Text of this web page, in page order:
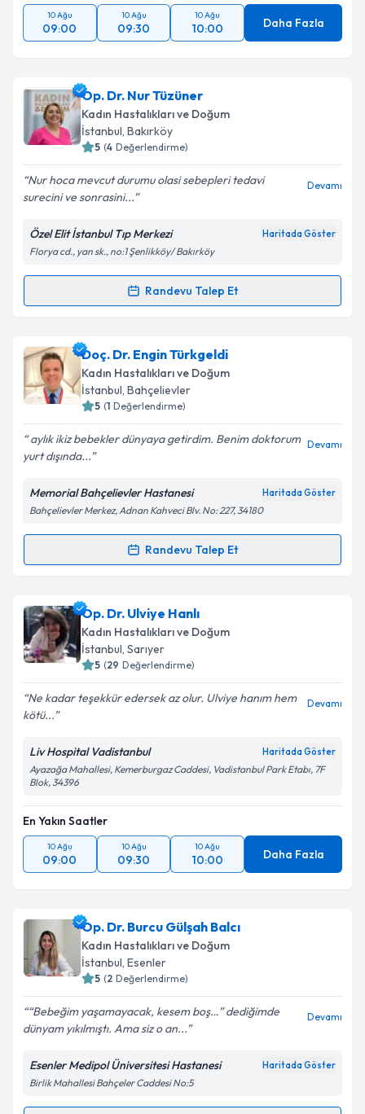
10 Ağu
09:00
10 Ağu
09:30
10 Ağu
10:00 Daha Fazla
Op. Dr. Nur Tüzüner
Kadın Hastalıkları ve Doğum
İstanbul, Bakırköy
5 (4 Değerlendirme)
Nur hoca mevcut durumu olasi sebepleri tedavi
surecini ve sonrasini...
Devamı
Özel Elit İstanbul Tıp Merkezi Haritada Göster
Florya cd., yan sk., no:1 Şenlikköy/ Bakırköy
Randevu Talep Et
Randevu Takvimi Talebi
Op. Dr. Nur Tüzüneriçin randevu takvimi talebi
oluşturun. Size bu uzmandan randevu almanız için bir
takvim hazırlandığında e-posta ile bilgilendireceğiz.
Kişisel verilerimin işlenmesine ilişkin
Aydınlatma
Metni'ni okudum ve kişisel verilerimin belirtilen
kapsamda işlenmesini kabul ediyorum.
Doç. Dr. Engin Türkgeldi
Kadın Hastalıkları ve Doğum
İstanbul, Bahçelievler
5 (1 Değerlendirme)
aylık ikiz bebekler dünyaya getirdim. Benim doktorum
yurt dışında...
Devamı
Memorial Bahçelievler Hastanesi Haritada Göster
Bahçelievler Merkez, Adnan Kahveci Blv. No: 227, 34180
Randevu Talep Et
Randevu Takvimi Talebi
Doç. Dr. Engin Türkgeldiiçin randevu takvimi talebi
oluşturun. Size bu uzmandan randevu almanız için bir
takvim hazırlandığında e-posta ile bilgilendireceğiz.
Kişisel verilerimin işlenmesine ilişkin
Aydınlatma
Metni'ni okudum ve kişisel verilerimin belirtilen
Takvim Talebini Gönder
Op. Dr. Ulviye Hanlı
Kadın Hastalıkları ve Doğum
İstanbul, Sarıyer
5 (29 Değerlendirme)
Ne kadar teşekkür edersek az olur. Ulviye hanım hem
kötü...
Devamı
Liv Hospital Vadistanbul Haritada Göster
Ayazağa Mahallesi, Kemerburgaz Caddesi, Vadistanbul Park Etabı, 7F
Blok, 34396
En Yakın Saatler
10 Ağu
09:00
10 Ağu
09:30
10 Ağu
10:00 Daha Fazla
Op. Dr. Burcu Gülşah Balcı
Kadın Hastalıkları ve Doğum
İstanbul, Esenler
5 (2 Değerlendirme)
“Bebeğim yaşamayacak, kesem boş…” dediğimde
dünyam yıkılmıştı. Ama siz o an...
Devamı
Esenler Medipol Üniversitesi Hastanesi Haritada Göster
Birlik Mahallesi Bahçeler Caddesi No:5